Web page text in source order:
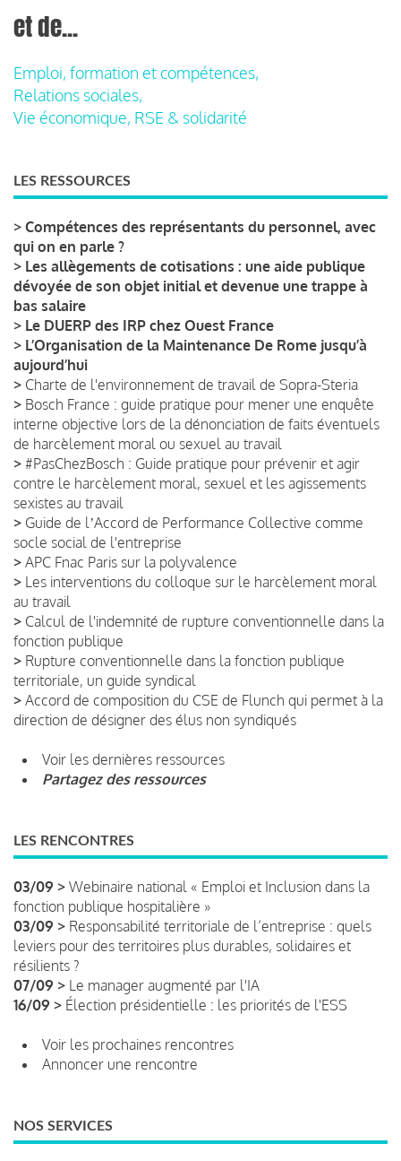
et de...
Emploi, formation et compétences,
Relations sociales,
Vie économique, RSE & solidarité
LES RESSOURCES
> Compétences des représentants du personnel, avec
qui on en parle ?
> Les allègements de cotisations : une aide publique
dévoyée de son objet initial et devenue une trappe à
bas salaire
> Le DUERP des IRP chez Ouest France
> L’Organisation de la Maintenance De Rome jusqu’à
aujourd’hui
> Charte de l'environnement de travail de Sopra-Steria
> Bosch France : guide pratique pour mener une enquête
interne objective lors de la dénonciation de faits éventuels
de harcèlement moral ou sexuel au travail
> #PasChezBosch : Guide pratique pour prévenir et agir
contre le harcèlement moral, sexuel et les agissements
sexistes au travail
> Guide de lʼAccord de Performance Collective comme
socle social de l'entreprise
> APC Fnac Paris sur la polyvalence
> Les interventions du colloque sur le harcèlement moral
au travail
> Calcul de l'indemnité de rupture conventionnelle dans la
fonction publique
> Rupture conventionnelle dans la fonction publique
territoriale, un guide syndical
> Accord de composition du CSE de Flunch qui permet à la
direction de désigner des élus non syndiqués
Voir les dernières ressources
Partagez des ressources
LES RENCONTRES
03/09 > Webinaire national « Emploi et Inclusion dans la
fonction publique hospitalière »
03/09 > Responsabilité territoriale de l’entreprise : quels
leviers pour des territoires plus durables, solidaires et
résilients ?
07/09 > Le manager augmenté par l'IA
16/09 > Élection présidentielle : les priorités de l'ESS
Voir les prochaines rencontres
Annoncer une rencontre
NOS SERVICES